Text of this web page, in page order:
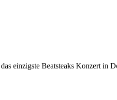
einzigste Beatsteaks Konzert in